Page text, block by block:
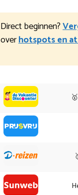
Direct beginnen?
overhotspots en
🥇